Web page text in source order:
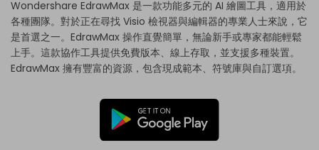
Wondershare EdrawMax 是一款功能多元的 AI 繪圖工具，適用於
各種團隊。對於正在尋找 Visio 檢視器與編輯器的專業人士來說，它
是首選之一。EdrawMax 操作直覺簡單，無論新手或專家都能輕鬆
上手。這款協作工具提供免費版本、線上存取，並支援多種裝置。
EdrawMax 擁有豐富的資源，包含現成範本、符號庫與自訂選項。